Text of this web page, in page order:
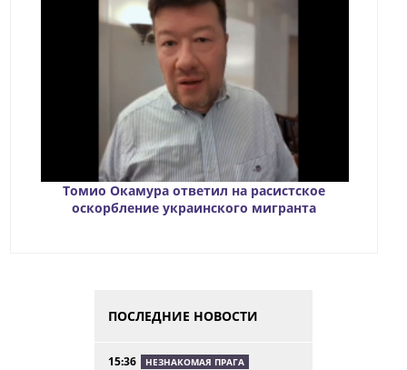
Томио Окамура ответил на расистское
оскорбление украинского мигранта
ПОСЛЕДНИЕ НОВОСТИ
15:36 НЕЗНАКОМАЯ ПРАГА